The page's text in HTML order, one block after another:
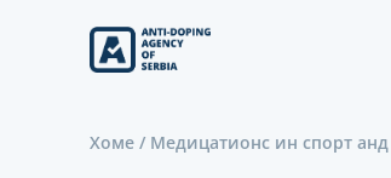
Хоме / Медицатионс ин спорт анд